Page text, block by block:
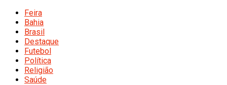
Feira
Bahia
Brasil
Destaque
Futebol
Política
Religião
Saúde